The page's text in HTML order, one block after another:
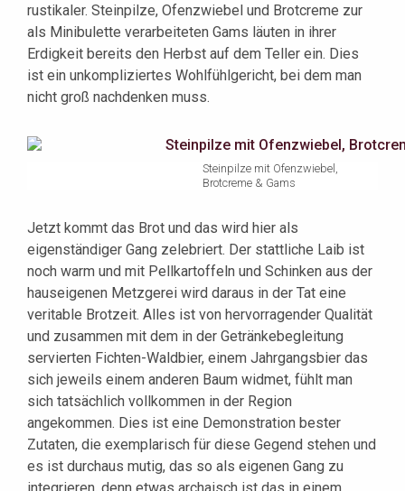
rustikaler. Steinpilze, Ofenzwiebel und Brotcreme zur
als Minibulette verarbeiteten Gams läuten in ihrer
Erdigkeit bereits den Herbst auf dem Teller ein. Dies
ist ein unkompliziertes Wohlfühlgericht, bei dem man
nicht groß nachdenken muss.
Steinpilze mit Ofenzwiebel,
Brotcreme & Gams
Jetzt kommt das Brot und das wird hier als
eigenständiger Gang zelebriert. Der stattliche Laib ist
noch warm und mit Pellkartoffeln und Schinken aus der
hauseigenen Metzgerei wird daraus in der Tat eine
veritable Brotzeit. Alles ist von hervorragender Qualität
und zusammen mit dem in der Getränkebegleitung
servierten Fichten-Waldbier, einem Jahrgangsbier das
sich jeweils einem anderen Baum widmet, fühlt man
sich tatsächlich vollkommen in der Region
angekommen. Dies ist eine Demonstration bester
Zutaten, die exemplarisch für diese Gegend stehen und
es ist durchaus mutig, das so als eigenen Gang zu
integrieren, denn etwas archaisch ist das in einem